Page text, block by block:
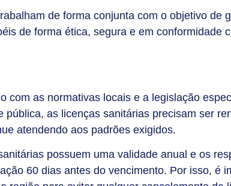
de forma conjunta com o objetivo de
de forma ética, segura e em conformidade
com as normativas locais e a legislação
pública, as licenças sanitárias precisam ser
atendendo aos padrões exigidos.
possuem uma validade anual e os
60 dias antes do vencimento. Por isso, é